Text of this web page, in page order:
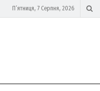
П’ятниця, 7 Серпня, 2026